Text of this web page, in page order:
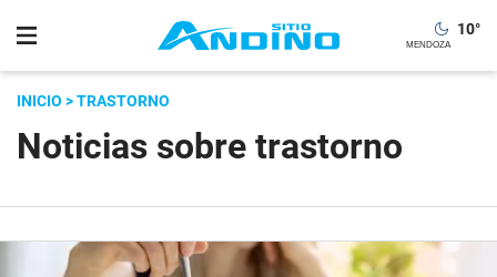
10°
INICIO > TRASTORNO
Noticias sobre trastorno